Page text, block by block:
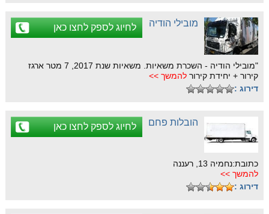
מובילי הודיה לחיוג לספק לחצו כאן
"מובילי הודיה - השכרת משאיות. משאיות שנת 2017, 7 מטר ארגז
קירור + יחידת קירור להמשך >>
דירוג :
הובלות פחם לחיוג לספק לחצו כאן
כתובת:נחמיה 13, רעננה
להמשך >>
דירוג :